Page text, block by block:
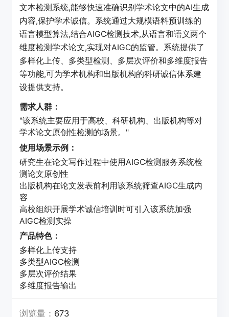
文本检测系统,能够快速准确识别学术论文中的AI生成
内容,保护学术诚信。系统通过大规模语料预训练的
语言模型算法,结合AIGC检测技术,从语言和语义两个
维度检测学术论文,实现对AIGC的监管。系统提供了
多样化上传、多类型检测、多层次评价和多维度报告
等功能,可为学术机构和出版机构的科研诚信体系建
设提供支持。
需求人群：
"该系统主要应用于高校、科研机构、出版机构等对
学术论文原创性检测的场景。"
使用场景示例：
研究生在论文写作过程中使用AIGC检测服务系统检
测论文原创性
出版机构在论文发表前利用该系统筛查AIGC生成内
容
高校组织开展学术诚信培训时可引入该系统加强
AIGC检测实操
产品特色：
多样化上传支持
多类型AIGC检测
多层次评价结果
多维度报告输出
浏览量： 673